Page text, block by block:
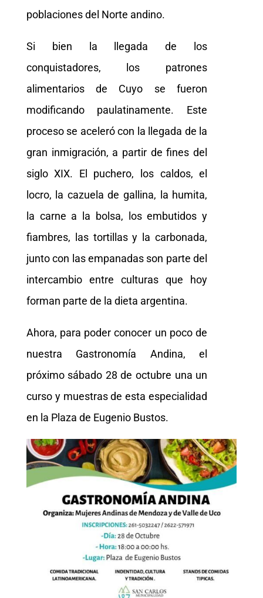
poblaciones del Norte andino.
Si bien la llegada de los
conquistadores, los patrones
alimentarios de Cuyo se fueron
modificando paulatinamente. Este
proceso se aceleró con la llegada de la
gran inmigración, a partir de fines del
siglo XIX. El puchero, los caldos, el
locro, la cazuela de gallina, la humita,
la carne a la bolsa, los embutidos y
fiambres, las tortillas y la carbonada,
junto con las empanadas son parte del
intercambio entre culturas que hoy
forman parte de la dieta argentina.
Ahora, para poder conocer un poco de
nuestra Gastronomía Andina, el
próximo sábado 28 de octubre una un
curso y muestras de esta especialidad
en la Plaza de Eugenio Bustos.